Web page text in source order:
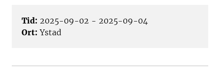
Tid: 2025-09-02 - 2025-09-04
Ort: Ystad